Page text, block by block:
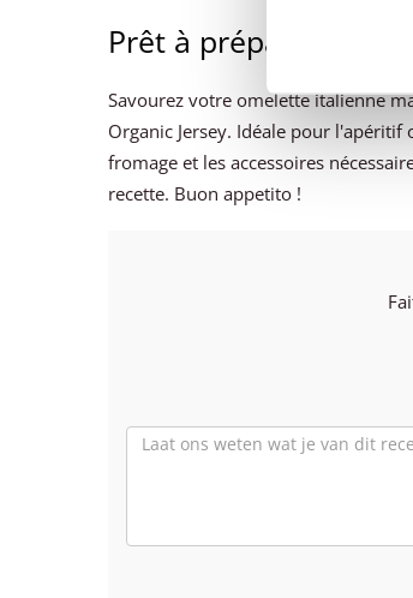
Prêt à préparer
Savourez votre omelette italienne
Organic Jersey. Idéale pour
fromage et les accessoires
recette. Buon appetito !